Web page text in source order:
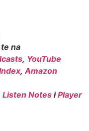
te na
, YouTube
, Amazon
Listen Notes iPlayer